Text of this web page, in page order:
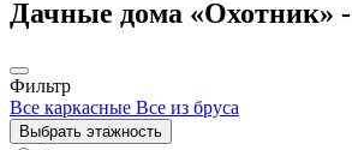
Дачные дома «Охотник» -
Фильтр
Все каркасные Все из бруса
Выбрать этажность